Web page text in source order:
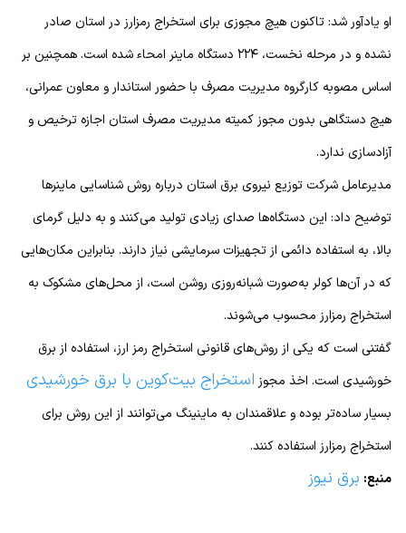
او یادآور شد: تاکنون هیچ مجوزی برای استخراج رمزارز در استان صادر
نشده و در مرحله نخست، ۲۲۴ دستگاه ماینر امحاء شده است. همچنین بر
اساس مصوبه کارگروه مدیریت مصرف با حضور استاندار و معاون عمرانی،
هیچ دستگاهی بدون مجوز کمیته مدیریت مصرف استان اجازه ترخیص و
آزادسازی ندارد.
مدیرعامل شرکت توزیع نیروی برق استان درباره روش شناسایی ماینرها
توضیح داد: این دستگاه‌ها صدای زیادی تولید می‌کنند و به دلیل گرمای
بالا، به استفاده دائمی از تجهیزات سرمایشی نیاز دارند. بنابراین مکان‌هایی
که در آن‌ها کولر به‌صورت شبانه‌روزی روشن است، از محل‌های مشکوک به
استخراج رمزارز محسوب می‌شوند.
گفتنی است که یکی از روش‌های قانونی استخراج رمز ارز، استفاده از برق
خورشیدی است. اخذ مجوز استخراج بیت‌کوین با برق خورشیدی
بسیار ساده‌تر بوده و علاقمندان به ماینینگ می‌توانند از این روش برای
استخراج رمز‌ارز استفاده کنند.
منبع: برق نیوز